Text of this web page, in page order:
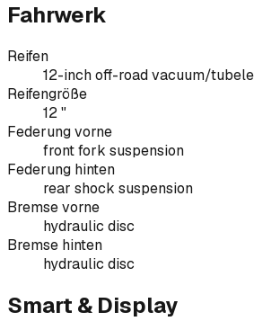
Fahrwerk
Reifen
12-inch off-road vacuum/
Reifengröße
12 "
Federung vorne
front fork suspension
Federung hinten
rear shock suspension
Bremse vorne
hydraulic disc
Bremse hinten
hydraulic disc
Smart & Display